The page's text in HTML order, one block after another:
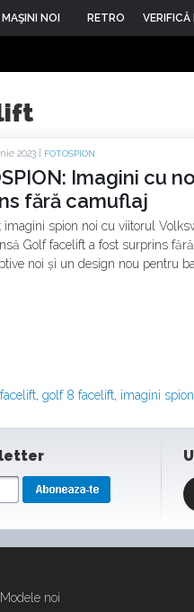
MAŞINI NOI RETRO
2023 | FOTOSPION
Imagini cu
fără camuflaj
imagini spion noi cu viitorul
Golf facelift a fost surprins
noi și un design nou pentru
, golf 8 facelift, imagini
Modele noi